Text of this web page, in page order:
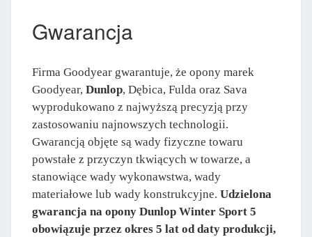
Gwarancja
Firma Goodyear gwarantuje, że opony marek
Goodyear, Dunlop, Dębica, Fulda oraz Sava
wyprodukowano z najwyższą precyzją przy
zastosowaniu najnowszych technologii.
Gwarancją objęte są wady fizyczne towaru
powstałe z przyczyn tkwiących w towarze, a
stanowiące wady wykonawstwa, wady
materiałowe lub wady konstrukcyjne. Udzielona
gwarancja na opony Dunlop Winter Sport 5
obowiązuje przez okres 5 lat od daty produkcji,